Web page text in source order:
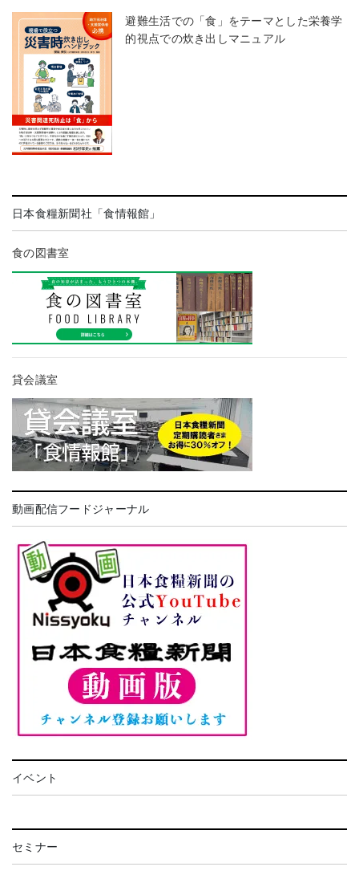
避難生活での「食」をテーマとした栄養学
的視点での炊き出しマニュアル
日本食糧新聞社「食情報館」
食の図書室
貸会議室
動画配信フードジャーナル
イベント
セミナー